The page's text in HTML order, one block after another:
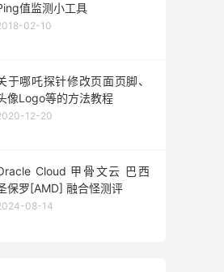
值监测小工具
02-10
于哪吒探针修改页面页脚、
像Logo等的方法教程
12-20
Cloud 甲骨文云 巴西
保罗[AMD] 融合怪测评
08-14